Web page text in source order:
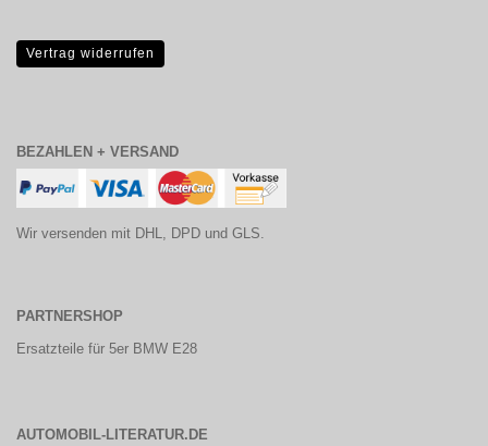
Vertrag widerrufen
BEZAHLEN + VERSAND
Wir versenden mit DHL, DPD und GLS.
PARTNERSHOP
Ersatzteile für 5er BMW E28
AUTOMOBIL-LITERATUR.DE